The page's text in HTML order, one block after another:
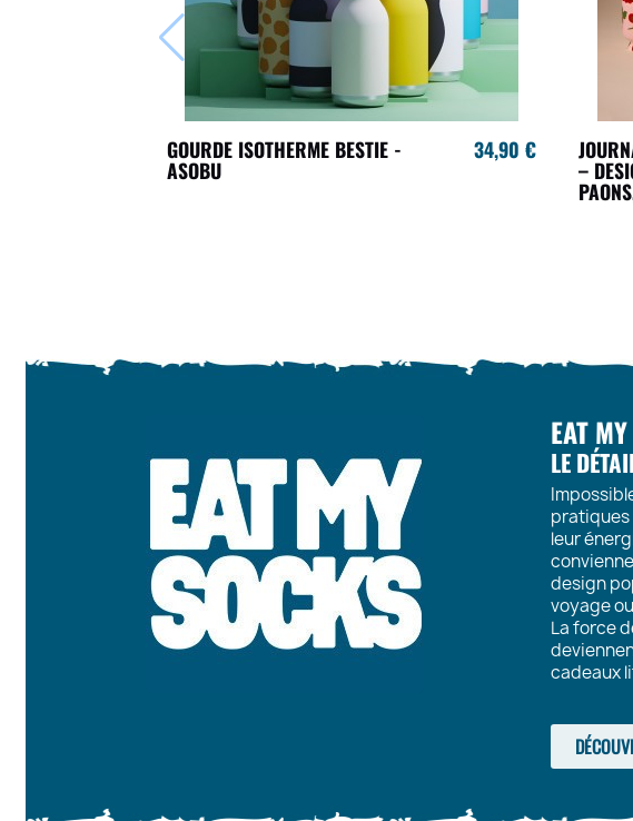
GOURDE ISOTHERME BESTIE -
ASOBU
34,90 €
–
EAT
LE
pratiques
leur
design
voyage
La force
cadeaux